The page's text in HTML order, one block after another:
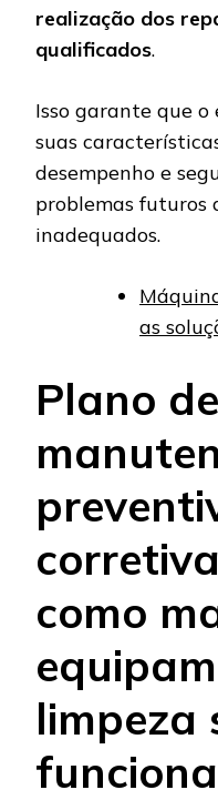
realização dos
qualificados.
Isso garante que
suas
desempenho e
problemas futuros
inadequados.
as
Plano de
como
limpeza